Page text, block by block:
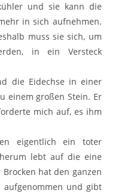
und sie kann die
in sich aufnehmen.
muss sie sich, um
in ein Versteck
die Eidechse in einer
einem großen Stein. Er
mich auf, es ihm
eigentlich ein toter
lebt auf die eine
hat den ganzen
aufgenommen und gibt